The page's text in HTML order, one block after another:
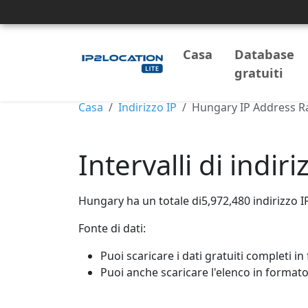
Casa
Database
gratuiti
Casa
Indirizzo IP Hungary IP Address
Intervalli di
Hungary ha un totale di5,972,480 indirizzo
Fonte di dati:
Puoi scaricare i dati gratuiti completi in
Puoi anche scaricare l'elenco in